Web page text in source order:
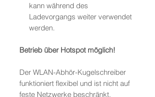
kann während des
Ladevorgangs weiter verwendet
werden.
Betrieb über Hotspot möglich!
Der WLAN-Abhör-Kugelschreiber
funktioniert flexibel und ist nicht auf
feste Netzwerke beschränkt.